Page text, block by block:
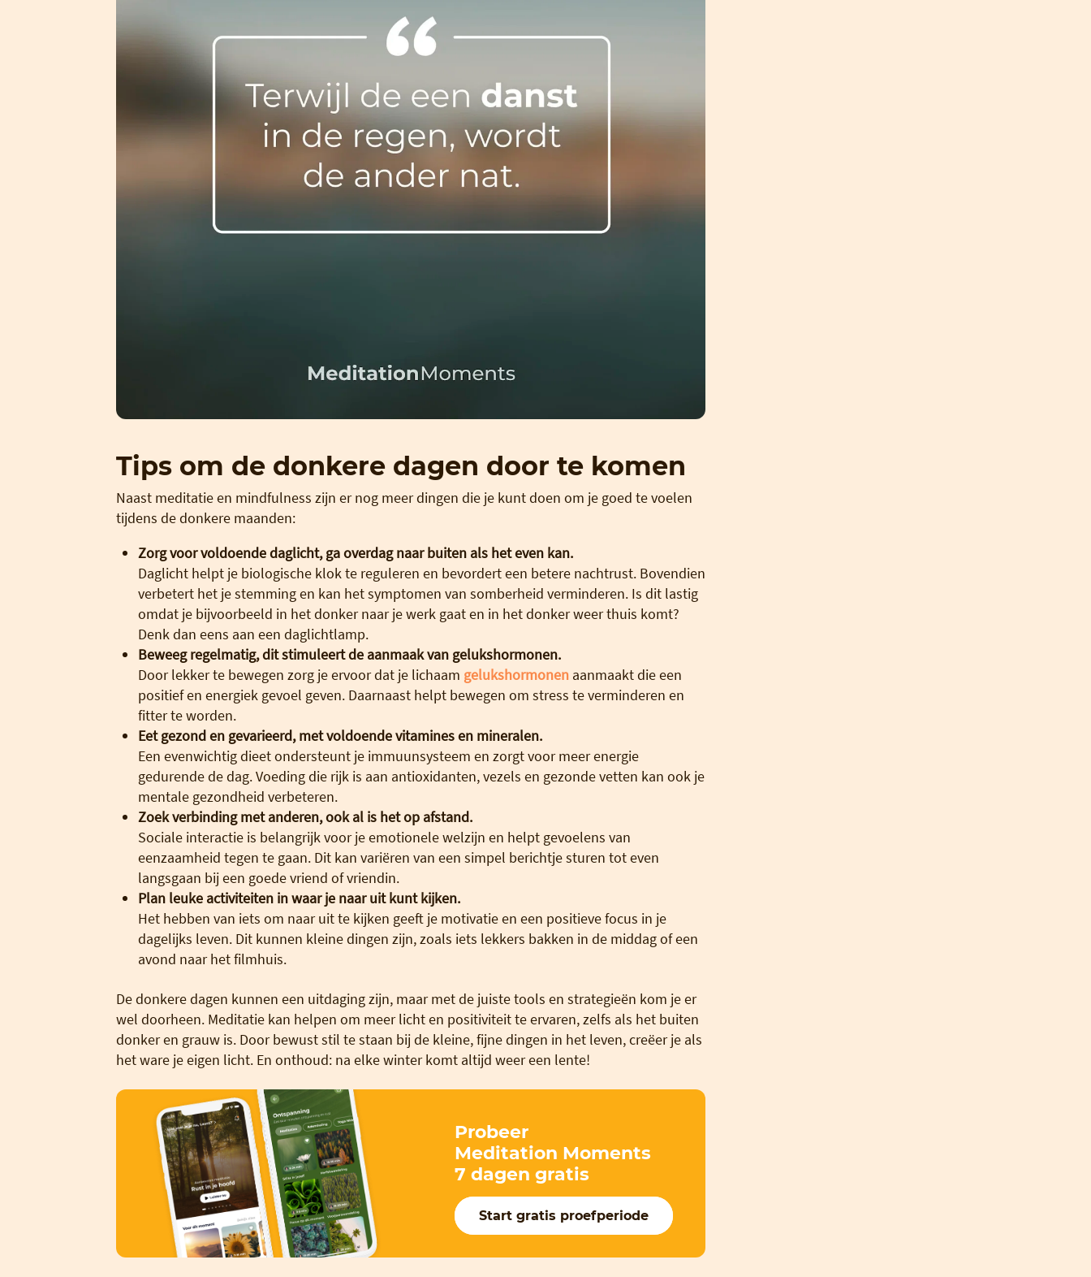
Tips om de donkere dagen door te komen
Naast meditatie en mindfulness zijn er nog meer dingen die je kunt doen om je goed te voelen
tijdens de donkere maanden:
Zorg voor voldoende daglicht, ga overdag naar buiten als het even kan.
Daglicht helpt je biologische klok te reguleren en bevordert een betere nachtrust. Bovendien
verbetert het je stemming en kan het symptomen van somberheid verminderen. Is dit lastig
omdat je bijvoorbeeld in het donker naar je werk gaat en in het donker weer thuis komt?
Denk dan eens aan een daglichtlamp.
Beweeg regelmatig, dit stimuleert de aanmaak van gelukshormonen.
Door lekker te bewegen zorg je ervoor dat je lichaam gelukshormonenaanmaakt die een
positief en energiek gevoel geven. Daarnaast helpt bewegen om stress te verminderen en
fitter te worden.
Eet gezond en gevarieerd, met voldoende vitamines en mineralen.
Een evenwichtig dieet ondersteunt je immuunsysteem en zorgt voor meer energie
gedurende de dag. Voeding die rijk is aan antioxidanten, vezels en gezonde vetten kan ook je
mentale gezondheid verbeteren.
Zoek verbinding met anderen, ook al is het op afstand.
Sociale interactie is belangrijk voor je emotionele welzijn en helpt gevoelens van
eenzaamheid tegen te gaan. Dit kan variëren van een simpel berichtje sturen tot even
langsgaan bij een goede vriend of vriendin.
Plan leuke activiteiten in waar je naar uit kunt kijken.
Het hebben van iets om naar uit te kijken geeft je motivatie en een positieve focus in je
dagelijks leven. Dit kunnen kleine dingen zijn, zoals iets lekkers bakken in de middag of een
avond naar het filmhuis.
De donkere dagen kunnen een uitdaging zijn, maar met de juiste tools en strategieën kom je er
wel doorheen. Meditatie kan helpen om meer licht en positiviteit te ervaren, zelfs als het buiten
donker en grauw is. Door bewust stil te staan bij de kleine, fijne dingen in het leven, creëer je als
het ware je eigen licht. En onthoud: na elke winter komt altijd weer een lente!
Probeer
Meditation Moments
7 dagen gratis
Start gratis proefperiode